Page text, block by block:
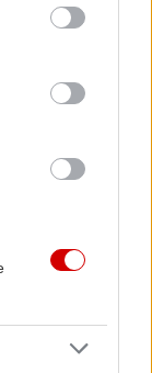
may click to
party tags to
below Google
που έχουν
εαυτό σου
σε εκφράζει
πίεση και